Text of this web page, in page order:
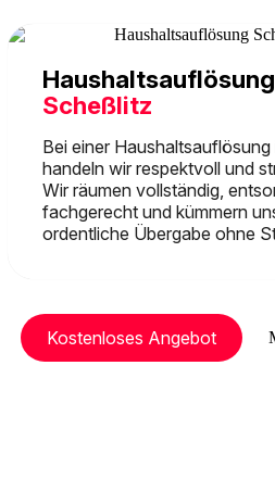
Haushaltsauflösung
Scheßlitz
Bei einer
handeln wir respektvoll und
Wir räumen vollständig,
fachgerecht und kümmern
ordentliche Übergabe ohne
Kostenloses Angebot